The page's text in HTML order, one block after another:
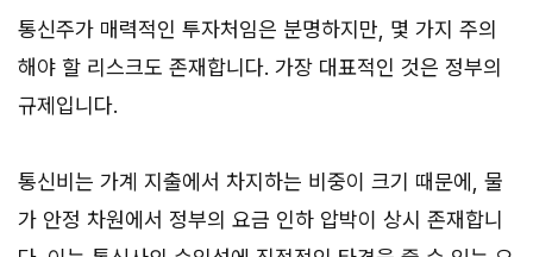
통신주가 매력적인 투자처임은 분명하지만, 몇 가지 주의
해야 할 리스크도 존재합니다. 가장 대표적인 것은 정부의
규제입니다.
통신비는 가계 지출에서 차지하는 비중이 크기 때문에, 물
가 안정 차원에서 정부의 요금 인하 압박이 상시 존재합니